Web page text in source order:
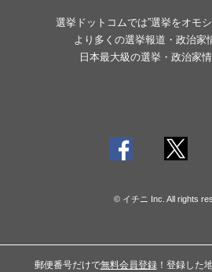
選挙ドットコムでは”選挙をオモシ
より多くの選挙報道・政治家
日本最大級の選挙・政治家
© イチニ Inc. All rights
郵便番号だけで無料会員登録！登録した